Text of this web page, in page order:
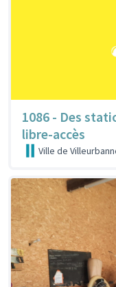
1086 - Des
libre-accès
Ville de